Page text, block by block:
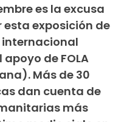
es la excusa
exposición de
de FOLA
Más de 30
dan cuenta de
más